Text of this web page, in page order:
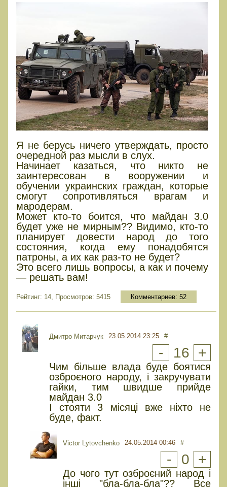
Я не берусь ничего утверждать, просто
очередной раз мысли в слух.
Начинает казаться, что никто не
заинтересован в вооружении и
обучении украинских граждан, которые
смогут сопротивляться врагам и
мародерам.
Может кто-то боится, что майдан 3.0
будет уже не мирным?? Видимо, кто-то
планирует довести народ до того
состояния, когда ему понадобятся
патроны, а их как раз-то не будет?
Это всего лишь вопросы, а как и почему
— решать вам!
Рейтинг: 14, Просмотров: 5415 Комментариев: 52
Дмитро Митарчук 23.05.2014 23:25 #
- 16 +
Чим більше влада буде боятися
озброєного народу, і закручувати
гайки, тим швидше прийде
майдан 3.0
І стояти 3 місяці вже ніхто не
буде, факт.
Victor Lytovchenko 24.05.2014 00:46 #
- 0 +
До чого тут озброєний народ і
інші "бла-бла-бла"?? Все